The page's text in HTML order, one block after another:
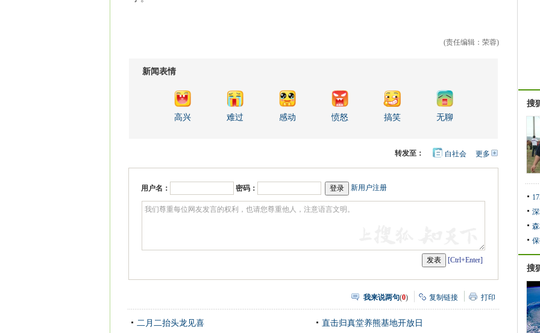
(责任编辑：荣蓉)
新闻表情
高兴 难过 感动 愤怒 搞笑 无聊
更多开
转发至： 白社会
用户名： 密码： 新用户注册
[Ctrl+Enter]
我来说两句(0) 复制链接 打印
二月二抬头龙见喜 直击归真堂养熊基地开放日
搜
搜